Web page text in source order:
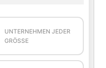
UNTERNEHMEN JEDER
GRÖSSE